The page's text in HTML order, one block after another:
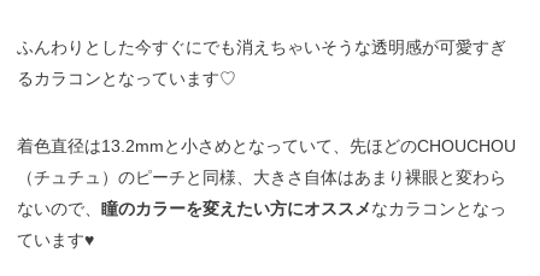
ふんわりとした今すぐにでも消えちゃいそうな透明感が可愛すぎ
るカラコンとなっています♡
着色直径は13.2mmと小さめとなっていて、先ほどのCHOUCHOU
（チュチュ）のピーチと同様、大きさ自体はあまり裸眼と変わら
ないので、瞳のカラーを変えたい方にオススメなカラコンとなっ
ています♥